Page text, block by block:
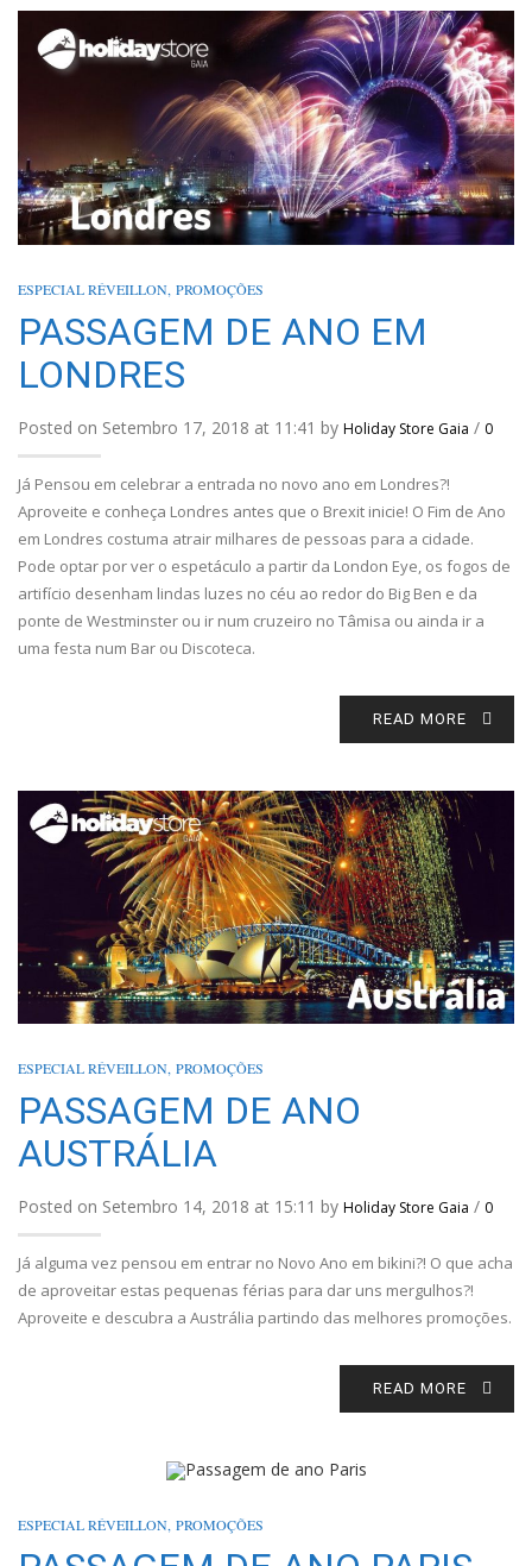
ESPECIAL RÉVEILLON, PROMOÇÕES
PASSAGEM DE ANO EM
LONDRES
Posted on Setembro 17, 2018 at 11:41 by Holiday Store Gaia / 0
Já Pensou em celebrar a entrada no novo ano em Londres?!
Aproveite e conheça Londres antes que o Brexit inicie! O Fim de Ano
em Londres costuma atrair milhares de pessoas para a cidade.
Pode optar por ver o espetáculo a partir da London Eye, os fogos de
artifício desenham lindas luzes no céu ao redor do Big Ben e da
ponte de Westminster ou ir num cruzeiro no Tâmisa ou ainda ir a
uma festa num Bar ou Discoteca.
READ MORE
ESPECIAL RÉVEILLON, PROMOÇÕES
PASSAGEM DE ANO
AUSTRÁLIA
Posted on Setembro 14, 2018 at 15:11 by Holiday Store Gaia / 0
Já alguma vez pensou em entrar no Novo Ano em bikini?! O que acha
de aproveitar estas pequenas férias para dar uns mergulhos?!
Aproveite e descubra a Austrália partindo das melhores promoções.
READ MORE
ESPECIAL RÉVEILLON, PROMOÇÕES